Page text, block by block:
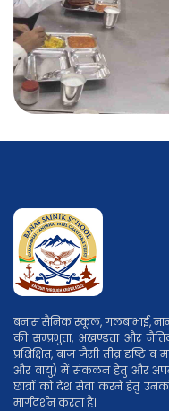
बनास सैनिक स्कूल, गलबाभाई,
की सम्प्रभुता, अखण्डता और
प्रशिक्षित, बाज जैसी तीव्र दृष्टि
और वायु) में संकलन हेतु और अपने
छात्रों को देश सेवा करने हेतु
मार्गदर्शन करता है।